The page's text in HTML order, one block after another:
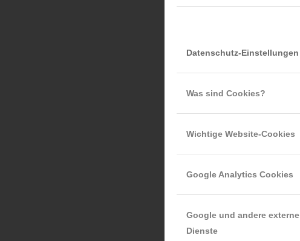
Datenschutz-Einstellungen
Was sind Cookies?
Wichtige Website-Cookies
Google Analytics Cookies
Google und andere externe
Dienste